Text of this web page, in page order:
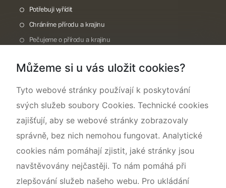
Potřebuji vyřídit
Chráníme přírodu a krajinu
Pečujeme o přírodu a krajinu
O nás
Můžeme si u vás uložit cookies?
Tyto webové stránky používají k poskytování
svých služeb soubory Cookies. Technické cookies
zajišťují, aby se webové stránky zobrazovaly
správně, bez nich nemohou fungovat. Analytické
cookies nám pomáhají zjistit, jaké stránky jsou
navštěvovány nejčastěji. To nám pomáhá při
zlepšování služeb našeho webu. Pro ukládání